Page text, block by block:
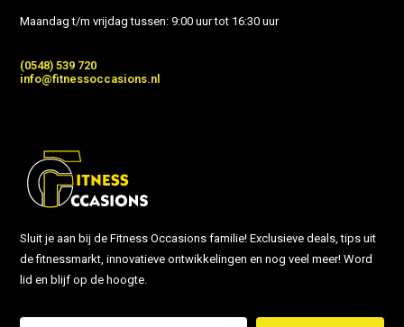
Maandag t/m vrijdag tussen: 9:00 uur tot 16:30 uur
(0548) 539 720
info@fitnessoccasions.nl
Sluit je aan bij de Fitness Occasions familie! Exclusieve deals, tips uit
de fitnessmarkt, innovatieve ontwikkelingen en nog veel meer! Word
lid en blijf op de hoogte.